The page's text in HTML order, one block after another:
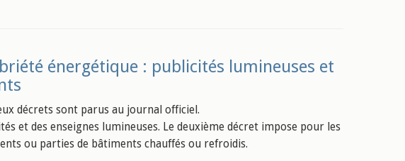
énergétique : publicités lumineuses et
décrets sont parus au journal officiel.
et des enseignes lumineuses. Le deuxième décret impose pour les
ou parties de bâtiments chauffés ou refroidis.